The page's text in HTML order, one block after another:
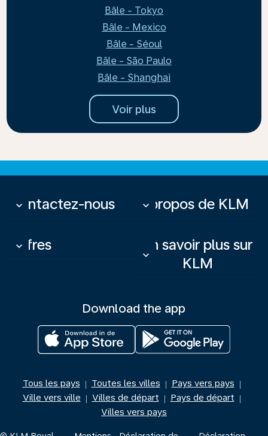
Bâle - Tokyo
Bâle - Mexico
Bâle - Séoul
Bâle - São Paulo
Bâle - Shanghai
Voir plus
Contactez-nous
keyboard_arrow_down À propos de KLM
keyboard_arrow_down
Offres
keyboard_arrow_down
En savoir plus sur
KLM
keyboard_arrow_down
Download the app
Tous les pays | Toutes les villes | Pays vers pays |
Ville vers ville | Villes de départ | Pays de départ |
Villes vers pays